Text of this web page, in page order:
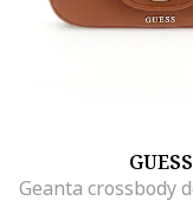
GUESS